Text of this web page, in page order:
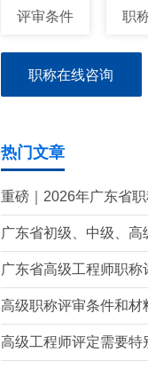
评审条件 职
职称在线咨询
热门文章
重磅｜2026年广东省
广东省初级、中级、
料梳理!
广东省高级工程师职
提前准备的！
高级职称评审条件和材
职称给你讲解！
高级工程师评定需要特
称必看！